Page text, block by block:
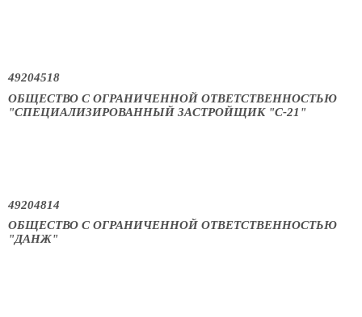
49204518
ОБЩЕСТВО С ОГРАНИЧЕННОЙ ОТВЕТСТВЕННОСТЬЮ
"СПЕЦИАЛИЗИРОВАННЫЙ ЗАСТРОЙЩИК "С-21"
49204814
ОБЩЕСТВО С ОГРАНИЧЕННОЙ ОТВЕТСТВЕННОСТЬЮ
"ДАНЖ"